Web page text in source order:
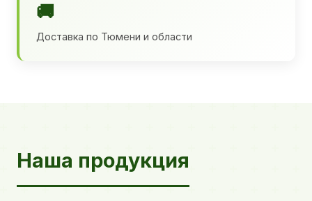
🚚
Доставка по Тюмени и области
Наша продукция